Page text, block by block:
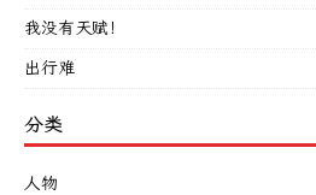
我没有天赋！
出行难
分类
人物